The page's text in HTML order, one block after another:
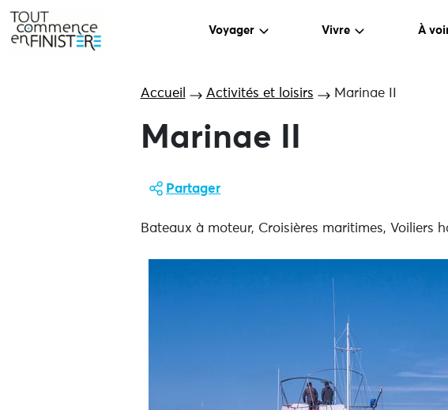
Voyager Vivre À
Accueil Activités et loisirs Marinae II
Marinae II
Partager
Bateaux à moteur, Croisières maritimes, Voiliers